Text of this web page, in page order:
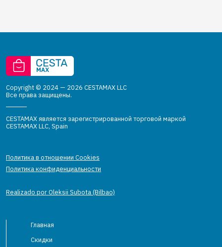
Copyright © 2024 — 2026 CESTAMAX LLC
Все права защищены.
CESTAMAX является зарегистрированной торговой маркой
CESTAMAX LLC, Spain
Политика в отношении Cookies
Политика конфиденциальности
Realizado por Oleksii Subota (Bilbao)
Главная
Скидки